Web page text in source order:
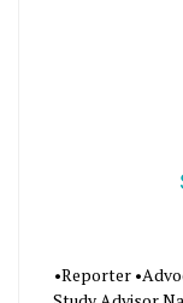
•Reporter